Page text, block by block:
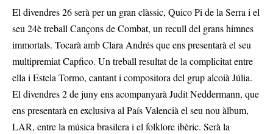
El divendres 26 serà per un gran clàssic, Quico Pi de la Serra i el
seu 24è treball Cançons de Combat, un recull del grans himnes
immortals. Tocarà amb Clara Andrés que ens presentarà el seu
multipremiat Capfico. Un treball resultat de la complicitat entre
ella i Estela Tormo, cantant i compositora del grup alcoià Júlia.
El divendres 2 de juny ens acompanyarà Judit Neddermann, que
ens presentarà en exclusiva al País Valencià el seu nou àlbum,
LAR, entre la música brasilera i el folklore ibèric. Serà la